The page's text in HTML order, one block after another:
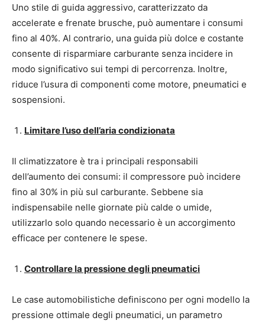
Uno stile di guida aggressivo, caratterizzato da
accelerate e frenate brusche, può aumentare i consumi
fino al 40%. Al contrario, una guida più dolce e costante
consente di risparmiare carburante senza incidere in
modo significativo sui tempi di percorrenza. Inoltre,
riduce l’usura di componenti come motore, pneumatici e
sospensioni.
Limitare l’uso dell’aria condizionata
Il climatizzatore è tra i principali responsabili
dell’aumento dei consumi: il compressore può incidere
fino al 30% in più sul carburante. Sebbene sia
indispensabile nelle giornate più calde o umide,
utilizzarlo solo quando necessario è un accorgimento
efficace per contenere le spese.
Controllare la pressione degli pneumatici
Le case automobilistiche definiscono per ogni modello la
pressione ottimale degli pneumatici, un parametro